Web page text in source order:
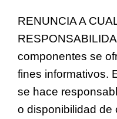
RENUNCIA A
componentes se
fines informativos.
se hace
o disponibilidad de